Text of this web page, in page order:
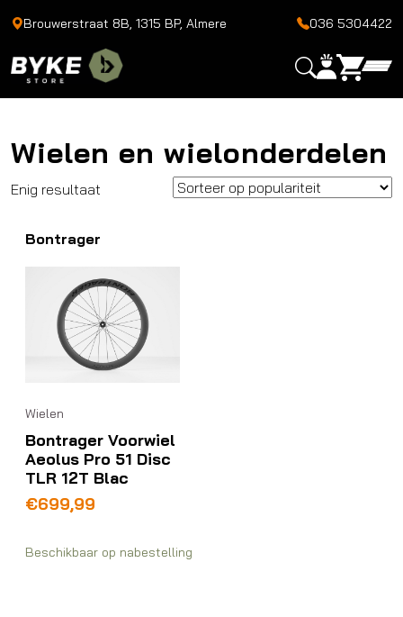
Brouwerstraat 8B, 1315 BP, Almere 036 5304422
Wielen en wielonderdelen
Enig resultaat
Bontrager
Wielen
Bontrager Voorwiel
Aeolus Pro 51 Disc
TLR 12T Blac
€699,99
Beschikbaar op nabestelling